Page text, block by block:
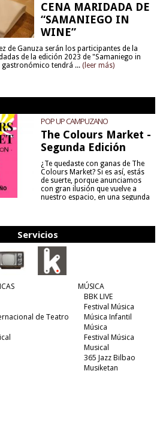
CENA MARIDADA DE
“SAMANIEGO IN
WINE”
de Ganuza serán los participantes de la
de la edición 2023 de "Samaniego in
gastronómico tendrá ... (leer más)
POP UP CAMPUZANO
The Colours Market -
Segunda Edición
¿Te quedaste con ganas de The
Colours Market? Si es así, estás
de suerte, porque anunciamos
con gran ilusión que vuelve a
nuestro espacio, en una segunda
Servicios
de Teatro
MÚSICA
BBK LIVE
Festival Música
Música Infantil
Música
Festival Música
Musical
365 Jazz Bilbao
Musiketan